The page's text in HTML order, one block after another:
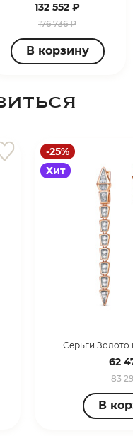
132 552 ₽
176 736 ₽
В корзину
-25%
Хит
Серьги Золото
62
83
В